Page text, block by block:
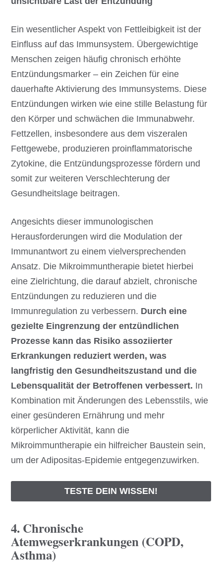
Ein wesentlicher Aspekt von Fettleibigkeit ist der
Einfluss auf das Immunsystem. Übergewichtige
Menschen zeigen häufig chronisch erhöhte
Entzündungsmarker – ein Zeichen für eine
dauerhafte Aktivierung des Immunsystems. Diese
Entzündungen wirken wie eine stille Belastung für
den Körper und schwächen die Immunabwehr.
Fettzellen, insbesondere aus dem viszeralen
Fettgewebe, produzieren proinflammatorische
Zytokine, die Entzündungsprozesse fördern und
somit zur weiteren Verschlechterung der
Gesundheitslage beitragen.
Angesichts dieser immunologischen
Herausforderungen wird die Modulation der
Immunantwort zu einem vielversprechenden
Ansatz. Die Mikroimmuntherapie bietet hierbei
eine Zielrichtung, die darauf abzielt, chronische
Entzündungen zu reduzieren und die
Immunregulation zu verbessern. Durch eine
gezielte Eingrenzung der entzündlichen
Prozesse kann das Risiko assoziierter
Erkrankungen reduziert werden, was
langfristig den Gesundheitszustand und die
Lebensqualität der Betroffenen verbessert. In
Kombination mit Änderungen des Lebensstils, wie
einer gesünderen Ernährung und mehr
körperlicher Aktivität, kann die
Mikroimmuntherapie ein hilfreicher Baustein sein,
um der Adipositas-Epidemie entgegenzuwirken.
TESTE DEIN WISSEN!
4. Chronische
Atemwegserkrankungen (COPD,
Asthma)